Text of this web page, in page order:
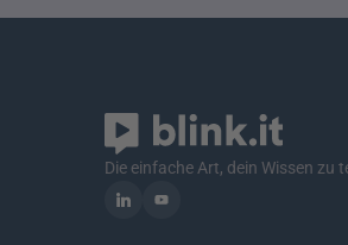
Die einfache Art, dein Wissen zu